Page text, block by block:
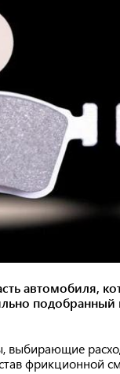
автомобиля,
фрикционной